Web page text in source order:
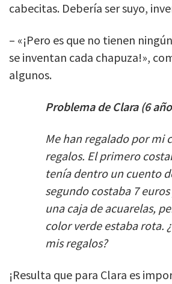
cabecitas. Debería ser suyo,
– «¡Pero es que no tienen
se inventan cada chapuza!»,
algunos.
Problema de Clara (6
Me han regalado por mi
regalos. El primero
tenía dentro un cuento
segundo costaba 7
una caja de acuarelas,
color verde estaba rota.
mis regalos?
¡Resulta que para Clara es